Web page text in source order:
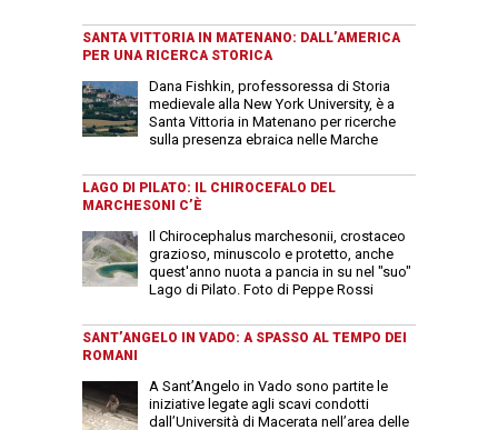
SANTA VITTORIA IN MATENANO: DALL’AMERICA
PER UNA RICERCA STORICA
Dana Fishkin, professoressa di Storia
medievale alla New York University, è a
Santa Vittoria in Matenano per ricerche
sulla presenza ebraica nelle Marche
LAGO DI PILATO: IL CHIROCEFALO DEL
MARCHESONI C’È
Il Chirocephalus marchesonii, crostaceo
grazioso, minuscolo e protetto, anche
quest'anno nuota a pancia in su nel "suo"
Lago di Pilato. Foto di Peppe Rossi
SANT’ANGELO IN VADO: A SPASSO AL TEMPO DEI
ROMANI
A Sant’Angelo in Vado sono partite le
iniziative legate agli scavi condotti
dall’Università di Macerata nell’area delle